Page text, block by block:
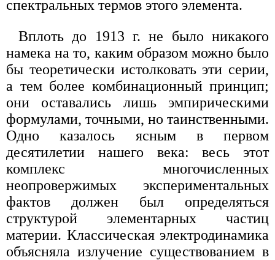
спектральных термов этого элемента.
Вплоть до 1913 г. не было никакого
намека на то, каким образом можно было
бы теоретически истолковать эти серии,
а тем более комбинационный принцип;
они оставались лишь эмпирическими
формулами, точными, но таинственными.
Одно казалось ясным в первом
десятилетии нашего века: весь этот
комплекс многочисленных
неопровержимых экспериментальных
фактов должен был определяться
структурой элементарных частиц
материи. Классическая электродинамика
объясняла излучение существованием в